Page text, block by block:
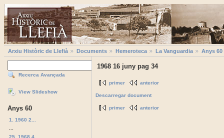
Arxiu Històric de Llefià Documents Hemeroteca La Vanguardia Anys 60
Recerca Avançada
View Slideshow
Anys 60
1. 1960 2...
25. 1968 4...
1968 16 juny pag 34
primer anterior
Descarregar document
primer anterior